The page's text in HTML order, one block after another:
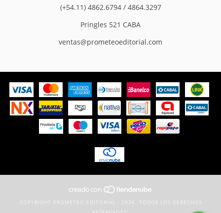
(+54.11) 4862.6794 / 4864.3297
Pringles 521 CABA
ventas@prometeoeditorial.com
COPYRIGHT PROMETEO EDITORIAL - 2026. TODOS LOS DERECHOS